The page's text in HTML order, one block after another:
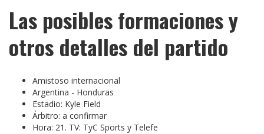
Las posibles formaciones y
otros detalles del partido
Amistoso internacional
Argentina - Honduras
Estadio: Kyle Field
Árbitro: a confirmar
Hora: 21. TV: TyC Sports y Telefe